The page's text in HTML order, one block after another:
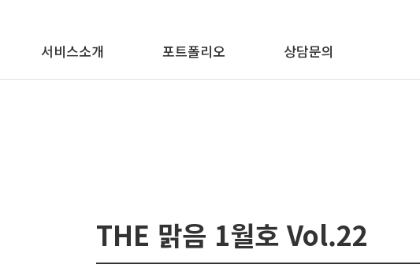
서비스소개 포트폴리오 상담문의
THE 맑음 1월호 Vol.22